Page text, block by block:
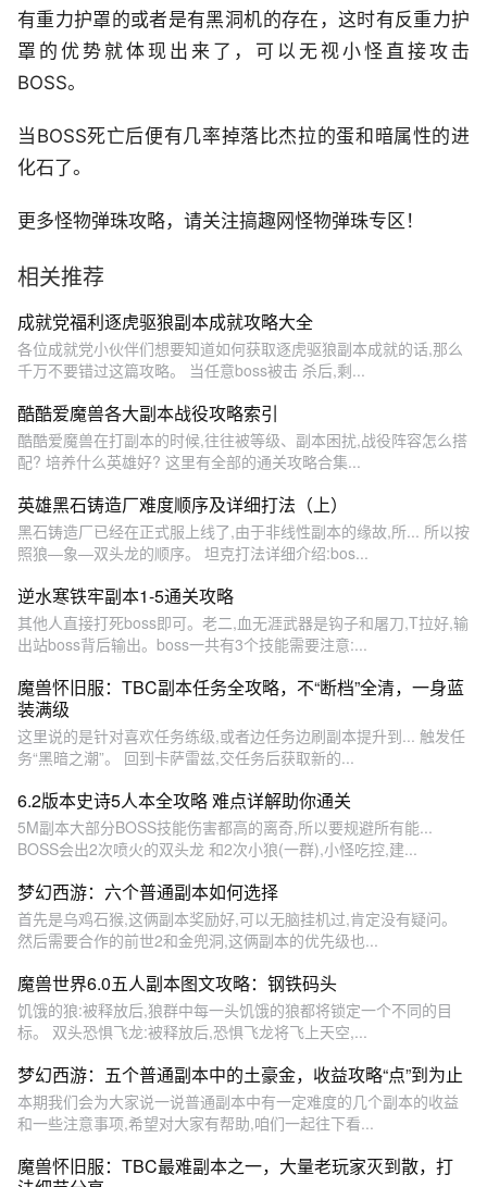
有重力护罩的或者是有黑洞机的存在，这时有反重力护
罩的优势就体现出来了，可以无视小怪直接攻击
BOSS。
当BOSS死亡后便有几率掉落比杰拉的蛋和暗属性的进
化石了。
更多怪物弹珠攻略，请关注搞趣网怪物弹珠专区！
相关推荐
成就党福利逐虎驱狼副本成就攻略大全
各位成就党小伙伴们想要知道如何获取逐虎驱狼副本成就的话,那么
千万不要错过这篇攻略。 当任意boss被击 杀后,剩...
酷酷爱魔兽各大副本战役攻略索引
酷酷爱魔兽在打副本的时候,往往被等级、副本困扰,战役阵容怎么搭
配? 培养什么英雄好? 这里有全部的通关攻略合集...
英雄黑石铸造厂难度顺序及详细打法（上）
黑石铸造厂已经在正式服上线了,由于非线性副本的缘故,所... 所以按
照狼—象—双头龙的顺序。 坦克打法详细介绍:bos...
逆水寒铁牢副本1-5通关攻略
其他人直接打死boss即可。老二,血无涯武器是钩子和屠刀,T拉好,输
出站boss背后输出。boss一共有3个技能需要注意:...
魔兽怀旧服：TBC副本任务全攻略，不“断档”全清，一身蓝
装满级
这里说的是针对喜欢任务练级,或者边任务边刷副本提升到... 触发任
务“黑暗之潮”。 回到卡萨雷兹,交任务后获取新的...
6.2版本史诗5人本全攻略 难点详解助你通关
5M副本大部分BOSS技能伤害都高的离奇,所以要规避所有能...
BOSS会出2次喷火的双头龙 和2次小狼(一群),小怪吃控,建...
梦幻西游：六个普通副本如何选择
首先是乌鸡石猴,这俩副本奖励好,可以无脑挂机过,肯定没有疑问。
然后需要合作的前世2和金兜洞,这俩副本的优先级也...
魔兽世界6.0五人副本图文攻略：钢铁码头
饥饿的狼:被释放后,狼群中每一头饥饿的狼都将锁定一个不同的目
标。 双头恐惧飞龙:被释放后,恐惧飞龙将飞上天空,...
梦幻西游：五个普通副本中的土豪金，收益攻略“点”到为止
本期我们会为大家说一说普通副本中有一定难度的几个副本的收益
和一些注意事项,希望对大家有帮助,咱们一起往下看...
魔兽怀旧服：TBC最难副本之一，大量老玩家灭到散，打